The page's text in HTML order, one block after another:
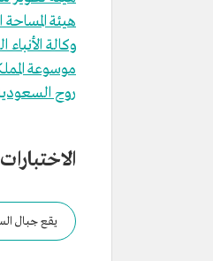
هيئة
وكالة
موسوعة
روح
يقع جبال